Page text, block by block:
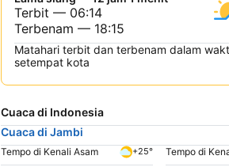
Terbit — 06:14
Terbenam — 18:15
Matahari terbit dan terbenam dalam
setempat kota
Cuaca di Indonesia
Cuaca di Jambi
Tempo di Kenali Asam +25° Tempo di